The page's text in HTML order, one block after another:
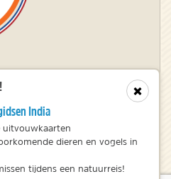
Sluit
India
uitvouwkaarten
dieren en vogels in
tijdens een natuurreis!